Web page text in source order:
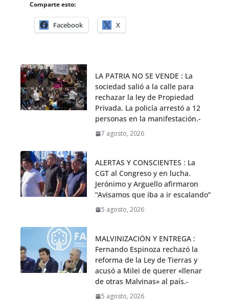
Comparte esto:
Facebook X
LA PATRIA NO SE VENDE : La
sociedad salió a la calle para
rechazar la ley de Propiedad
Privada. La policía arrestó a 12
personas en la manifestación.-
7 agosto, 2026
ALERTAS Y CONSCIENTES : La
CGT al Congreso y en lucha.
Jerónimo y Arguello afirmaron
“Avisamos que iba a ir escalando”
5 agosto, 2026
MALVINIZACIÖN Y ENTREGA :
Fernando Espinoza rechazó la
reforma de la Ley de Tierras y
acusó a Milei de querer «llenar
de otras Malvinas» al país.-
5 agosto, 2026